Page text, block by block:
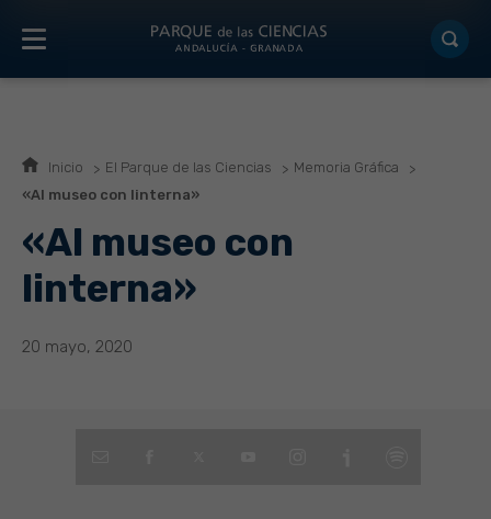
Inicio El Parque de las Ciencias
Memoria Gráfica
«Al museo con linterna»
«Al museo con
linterna»
20 mayo, 2020